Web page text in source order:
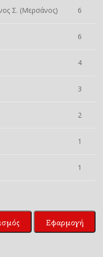
Σ. (Μερσάνος) 6
6
4
3
2
1
1
Εφαρμογή